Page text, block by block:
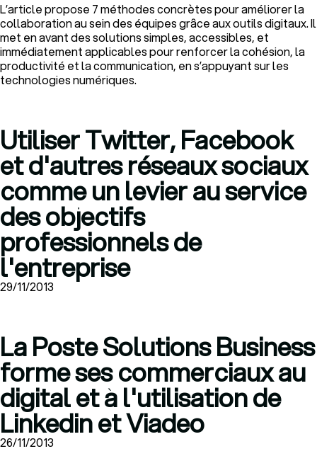
L’article propose 7 méthodes concrètes pour améliorer la
collaboration au sein des équipes grâce aux outils digitaux. Il
met en avant des solutions simples, accessibles, et
immédiatement applicables pour renforcer la cohésion, la
productivité et la communication, en s’appuyant sur les
technologies numériques.
Utiliser Twitter, Facebook
et d'autres réseaux sociaux
comme un levier au service
des objectifs
professionnels de
l'entreprise
29/11/2013
La Poste Solutions Business
forme ses commerciaux au
digital et à l'utilisation de
Linkedin et Viadeo
26/11/2013